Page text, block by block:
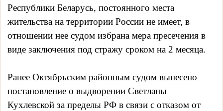
Республики Беларусь, постоянного места
жительства на территории России не имеет, в
отношении нее судом избрана мера пресечения в
виде заключения под стражу сроком на 2 месяца.
Ранее Октябрьским районным судом вынесено
постановление о выдворении Светланы
Кухлевской за пределы РФ в связи с отказом от